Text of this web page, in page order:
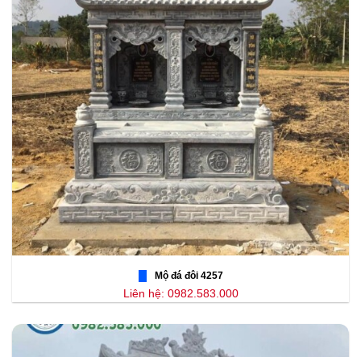
Mộ đá đôi 4257
Liên hệ: 0982.583.000